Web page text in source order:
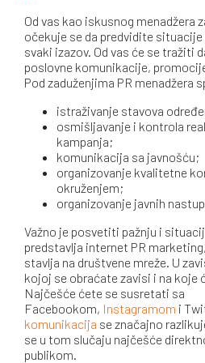
Od vas kao iskusnog menadžera
očekuje se da predvidite situacije
svaki izazov. Od vas će se tražiti
poslovne komunikacije,
Pod zaduženjima PR menadžera
istraživanje stavova
osmišljavanje i kontrola
kampanja;
komunikacija sa javnošću;
organizovanje kvalitetne
okruženjem;
organizovanje javnih
Važno je posvetiti pažnju i
predstavlja internet PR
stavlja na društvene mreže. U
kojoj se obraćate zavisi i na koje
Najčešće ćete se susretati sa
Facebookom, Instagramom i
komunikacija se značajno
se u tom slučaju najčešće
publikom.